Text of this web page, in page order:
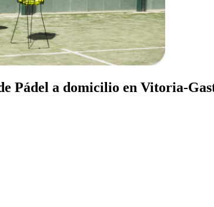
Pádel a domicilio en Vitoria-